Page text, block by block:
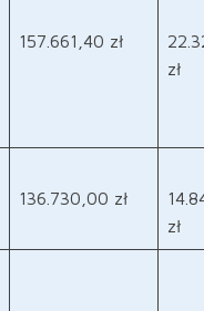
157.661,40 zł
zł
136.730,00 zł
zł